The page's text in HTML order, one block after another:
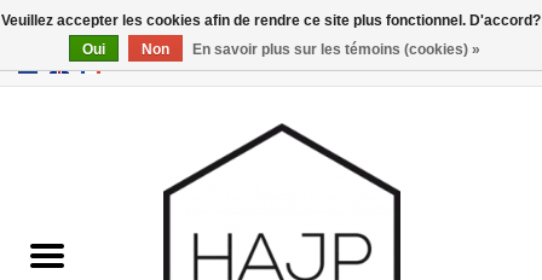
EUR/GBP 0 Articles - €0,00
Gadgets
Veuillez accepter les cookies afin de rendre ce site plus fonctionnel. D'accord?
Oui
Non En savoir plus sur les témoins (cookies) »